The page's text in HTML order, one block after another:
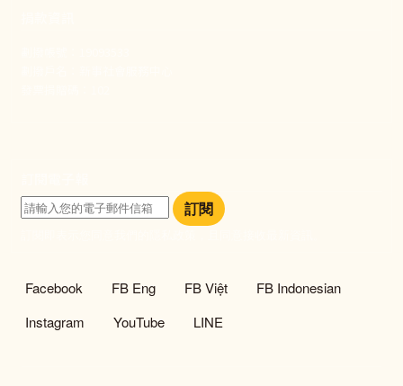
訂閱
社群選單
Facebook FB Eng FB Việt
FB Indonesian
Instagram
YouTube LINE